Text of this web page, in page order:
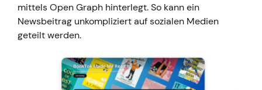
mittels Open Graph hinterlegt. So kann ein
Newsbeitrag unkompliziert auf sozialen Medien
geteilt werden.